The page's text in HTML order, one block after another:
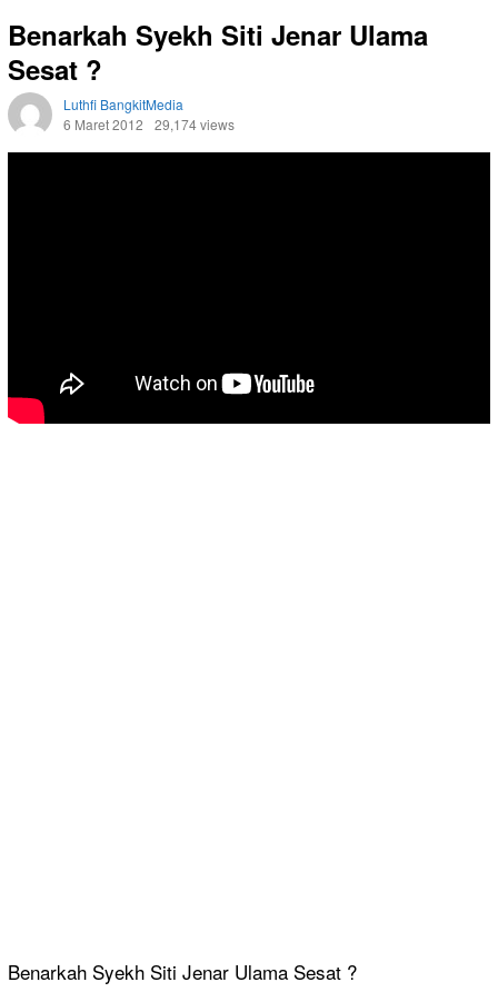
Benarkah Syekh Siti Jenar Ulama
Sesat ?
Luthfi BangkitMedia
6 Maret 2012
29,174 views
Benarkah Syekh Siti Jenar Ulama Sesat ?